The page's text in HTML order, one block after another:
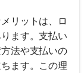
リットは、ロ
ます。支払い
法や支払いの
ます。この理